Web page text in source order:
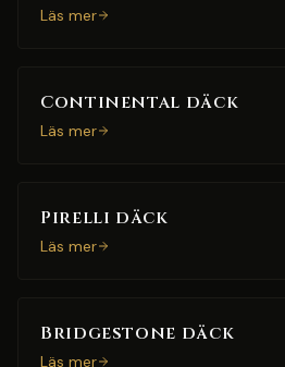
Läs mer
Continental däck
Läs mer
Pirelli däck
Läs mer
Bridgestone däck
Läs mer